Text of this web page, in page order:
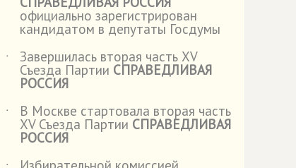
официально зарегистрирован
кандидатом в депутаты Госдумы
˙
Завершилась вторая часть XV
Съезда Партии СПРАВЕДЛИВАЯ
РОССИЯ
˙
В Москве стартовала вторая часть
XV Съезда Партии СПРАВЕДЛИВАЯ
РОССИЯ